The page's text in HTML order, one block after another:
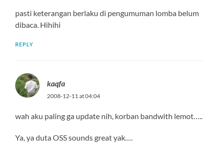
pasti keterangan berlaku di pengumuman lomba belum
dibaca. Hihihi
REPLY
kaqfa
2008-12-11 at 04:04
wah aku paling ga update nih, korban bandwith lemot…..
Ya, ya duta OSS sounds great yak….